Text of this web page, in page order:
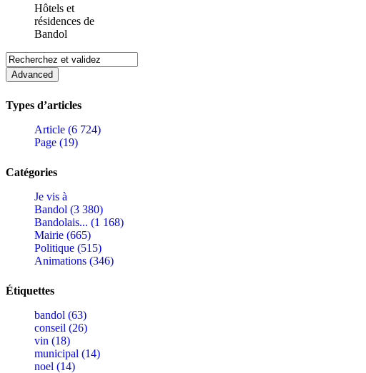
Hôtels et
résidences de
Bandol
Types d’articles
Article (6 724)
Page (19)
Catégories
Je vis à
Bandol (3 380)
Bandolais... (1 168)
Mairie (665)
Politique (515)
Animations (346)
Étiquettes
bandol (63)
conseil (26)
vin (18)
municipal (14)
noel (14)